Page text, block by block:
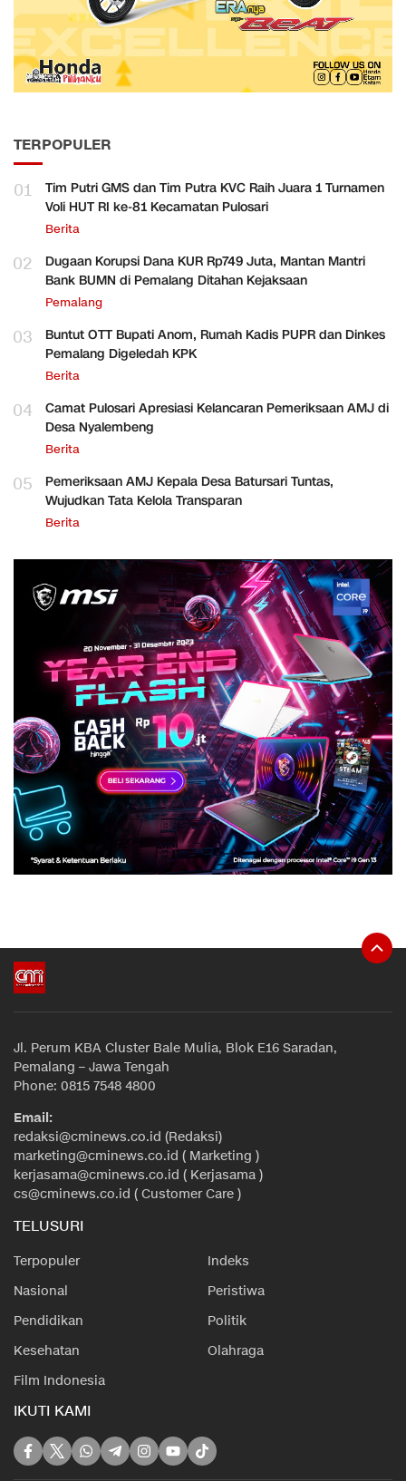
TERPOPULER
01
Tim Putri GMS dan Tim Putra KVC Raih Juara 1 Turnamen
Voli HUT RI ke-81 Kecamatan Pulosari
Berita
02
Dugaan Korupsi Dana KUR Rp749 Juta, Mantan Mantri
Bank BUMN di Pemalang Ditahan Kejaksaan
Pemalang
03
Buntut OTT Bupati Anom, Rumah Kadis PUPR dan Dinkes
Pemalang Digeledah KPK
Berita
04
Camat Pulosari Apresiasi Kelancaran Pemeriksaan AMJ di
Desa Nyalembeng
Berita
05
Pemeriksaan AMJ Kepala Desa Batursari Tuntas,
Wujudkan Tata Kelola Transparan
Berita
Jl. Perum KBA Cluster Bale Mulia, Blok E16 Saradan,
Pemalang – Jawa Tengah
Phone: 0815 7548 4800
Email:
redaksi@cminews.co.id (Redaksi)
marketing@cminews.co.id ( Marketing )
kerjasama@cminews.co.id ( Kerjasama )
cs@cminews.co.id ( Customer Care )
TELUSURI
Terpopuler
Indeks
Nasional
Peristiwa
Pendidikan
Politik
Kesehatan
Olahraga
Film Indonesia
IKUTI KAMI